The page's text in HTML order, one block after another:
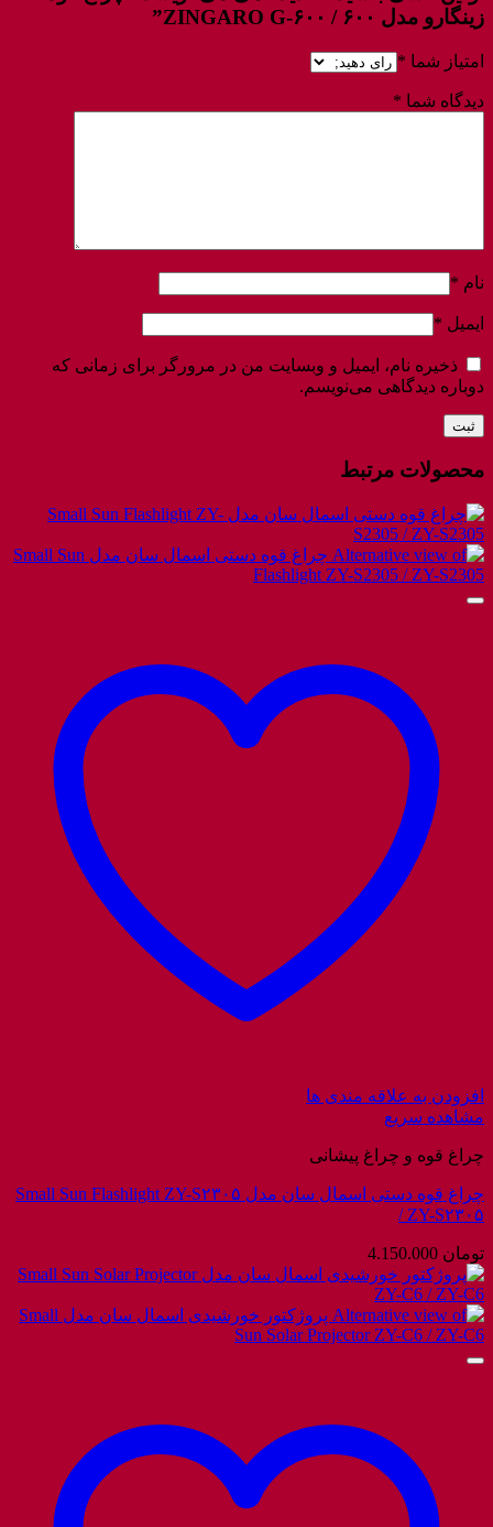
زینگارو مدل ۶۰۰ / ZINGARO G-۶۰۰”
امتیاز شما *
دیدگاه شما *
نام *
ایمیل *
ذخیره نام، ایمیل و وبسایت من در مرورگر برای زمانی که
دوباره دیدگاهی می‌نویسم.
محصولات مرتبط
افزودن به علاقه مندی ها
مشاهده سریع
چراغ قوه و چراغ پیشانی
چراغ قوه دستی اسمال سان مدل Small Sun Flashlight ZY-S۲۳۰۵
/ ZY-S۲۳۰۵
تومان